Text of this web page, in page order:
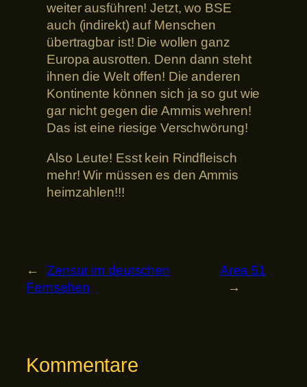
weiter ausführen! Jetzt, wo BSE
auch (indirekt) auf Menschen
übertragbar ist! Die wollen ganz
Europa ausrotten. Denn dann steht
ihnen die Welt offen! Die anderen
Kontinente können sich ja so gut wie
gar nicht gegen die Ammis wehren!
Das ist eine riesige Verschwörung!
Also Leute! Esst kein Rindfleisch
mehr! Wir müssen es den Ammis
heimzahlen!!!
←
Zensur im deutschen
Fernsehen
Area 51
→
Kommentare